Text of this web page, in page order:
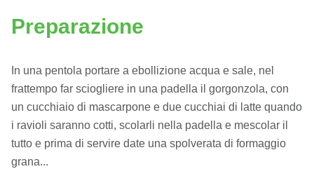
Preparazione
In una pentola portare a ebollizione acqua e sale, nel
frattempo far sciogliere in una padella il gorgonzola, con
un cucchiaio di mascarpone e due cucchiai di latte quando
i ravioli saranno cotti, scolarli nella padella e mescolar il
tutto e prima di servire date una spolverata di formaggio
grana...